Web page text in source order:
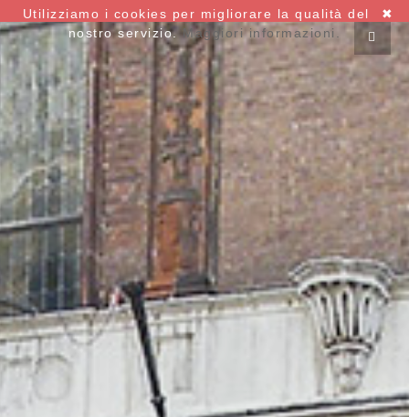
✖
Utilizziamo i cookies per migliorare la qualità del
nostro servizio. Maggiori informazioni.